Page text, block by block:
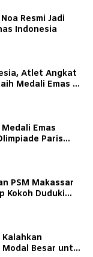
Resmi Jadi
Indonesia
Atlet Angkat
Medali Emas di
Emas
Paris
PSM Makassar
Kokoh Duduki
Besar untuk